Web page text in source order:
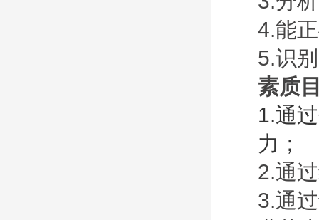
4.能
5.识
素质
1.通
力；
2.通
3.通